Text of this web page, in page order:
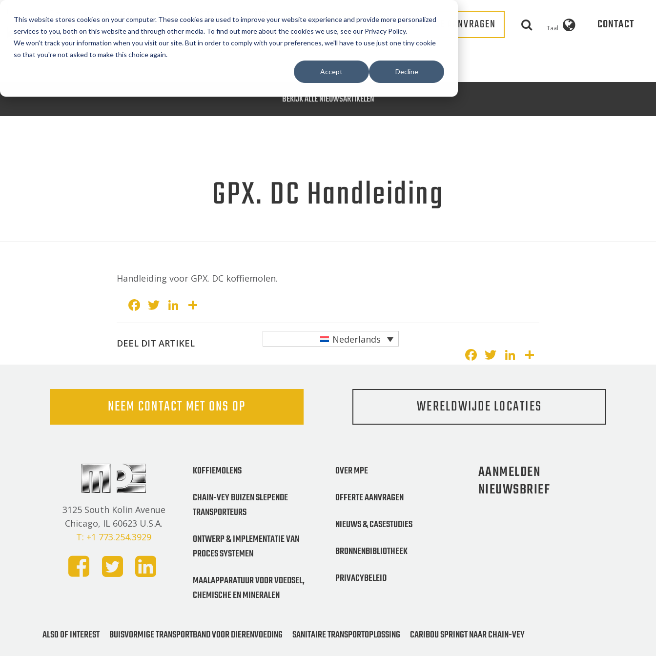
This website stores cookies on your computer. These cookies are used to improve your website experience and provide more personalized
services to you, both on this website and through other media. To find out more about the cookies we use, see our Privacy Policy.
We won't track your information when you visit our site. But in order to comply with your preferences, we'll have to use just one tiny cookie
so that you're not asked to make this choice again.
Accept Decline
MODERN PROCESS EQUIPMENT
CORPORATION OFFERTE AANVRAGEN SERVICE AANVRAGEN Taal CONTACT
BEKIJK ALLE NIEUWSARTIKELEN
GPX. DC Handleiding
Handleiding voor GPX. DC koffiemolen.
Facebook
TwitterLinkedIn
DEEL DIT ARTIKEL Nederlands
Facebook
TwitterLinkedIn
NEEM CONTACT MET ONS OP WERELDWIJDE LOCATIES
3125 South Kolin Avenue
Chicago, IL 60623 U.S.A.
T: +1 773.254.3929
KOFFIEMOLENS
CHAIN-VEY BUIZEN SLEPENDE
TRANSPORTEURS
ONTWERP & IMPLEMENTATIE VAN
PROCES SYSTEMEN
MAALAPPARATUUR VOOR VOEDSEL,
CHEMISCHE EN MINERALEN
OVER MPE
OFFERTE AANVRAGEN
NIEUWS & CASESTUDIES
BRONNENBIBLIOTHEEK
PRIVACYBELEID
AANMELDEN
NIEUWSBRIEF
ALSO OF INTEREST BUISVORMIGE TRANSPORTBAND VOOR DIERENVOEDING SANITAIRE TRANSPORTOPLOSSING CARIBOU SPRINGT NAAR CHAIN-VEY